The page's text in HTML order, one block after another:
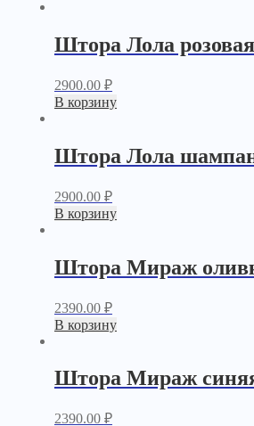
Штора Лола розовая
2900.00 ₽
В корзину
Штора Лола
2900.00 ₽
В корзину
Штора Мираж
2390.00 ₽
В корзину
Штора Мираж
2390.00 ₽